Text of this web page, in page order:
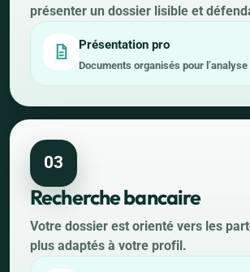
présenter un dossier lisible et
Présentation pro
Documents organisés pour
03
Recherche bancaire
Votre dossier est orienté vers les
plus adaptés à votre profil.